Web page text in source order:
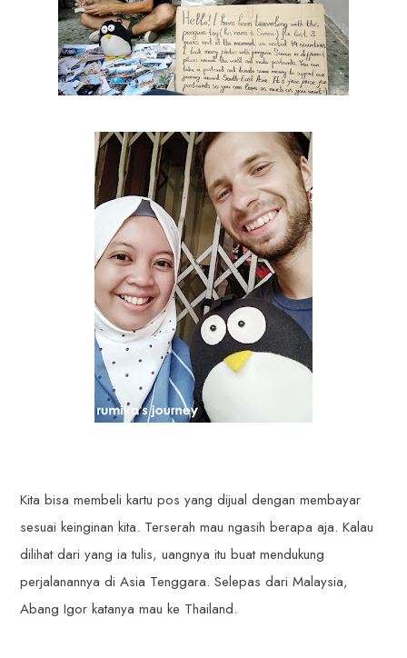
Kita bisa membeli kartu pos yang dijual dengan membayar
sesuai keinginan kita. Terserah mau ngasih berapa aja. Kalau
dilihat dari yang ia tulis, uangnya itu buat mendukung
perjalanannya di Asia Tenggara. Selepas dari Malaysia,
Abang Igor katanya mau ke Thailand.